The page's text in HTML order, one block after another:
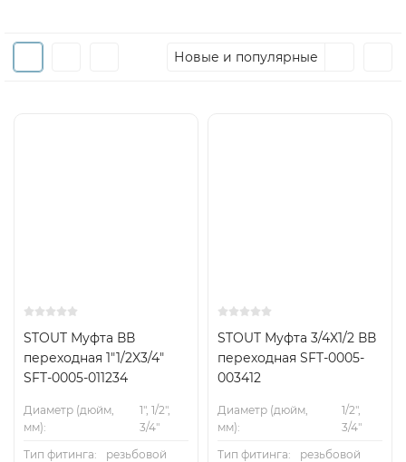
Новые и популярные
STOUT Муфта ВВ
переходная 1"1/2X3/4"
SFT-0005-011234
Диаметр (дюйм,
мм):
1", 1/2",
3/4"
Тип фитинга:
резьбовой
STOUT Муфта 3/4X1/2 ВВ
переходная SFT-0005-
003412
Диаметр (дюйм,
мм):
1/2",
3/4"
Тип фитинга:
резьбовой